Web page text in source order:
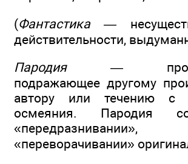
(Фантастика —
действительности,
Пародия —
подражающее другому
автору или течению с
осмеяния. Пародия
«передразнивании»,
«переворачивании»